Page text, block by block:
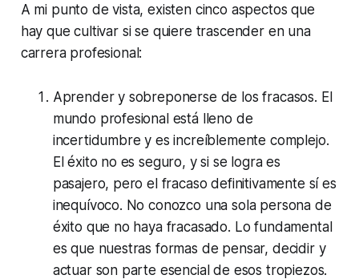
A mi punto de vista, existen cinco aspectos que
hay que cultivar si se quiere trascender en una
carrera profesional:
Aprender y sobreponerse de los fracasos. El
mundo profesional está lleno de
incertidumbre y es increíblemente complejo.
El éxito no es seguro, y si se logra es
pasajero, pero el fracaso definitivamente sí es
inequívoco. No conozco una sola persona de
éxito que no haya fracasado. Lo fundamental
es que nuestras formas de pensar, decidir y
actuar son parte esencial de esos tropiezos.